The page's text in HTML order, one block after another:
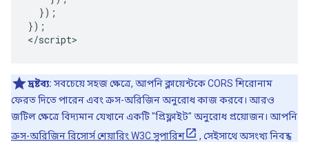
});
});
</script>
দ্রষ্টব্য: সবচেয়ে সহজ ক্ষেত্রে, আপনি ক্লায়েন্টকে CORS শিরোনাম
ফেরত দিতে পারেন এবং ক্রস-অরিজিন অনুরোধ কাজ করবে। আরও
জটিল ক্ষেত্রে বিদ্যমান যেখানে একটি "প্রিফ্লাইট" অনুরোধ প্রয়োজন। আপনি
ক্রস-অরিজিন রিসোর্স শেয়ারিং W3C সুপারিশ
, সেইসাথে অসংখ্য নিবন্ধ